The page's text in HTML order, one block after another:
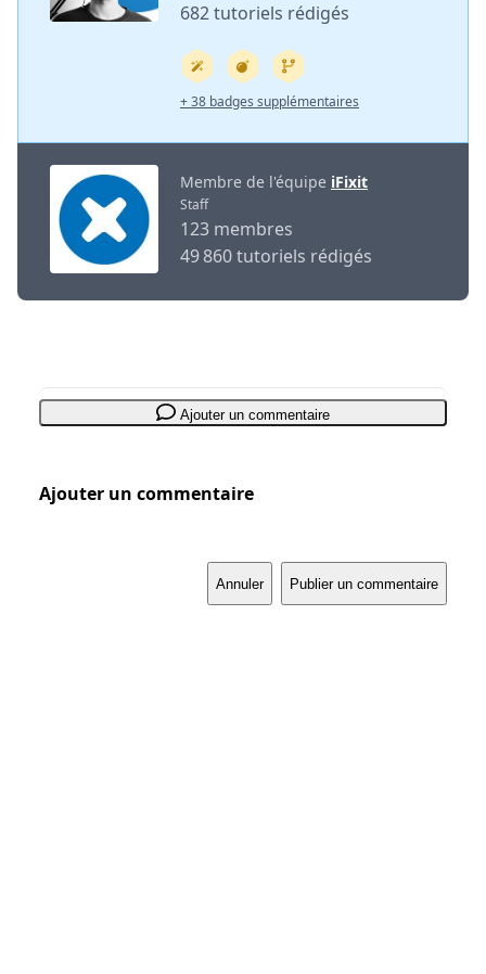
682 tutoriels rédigés
+ 38 badges supplémentaires
Membre de l'équipe iFixit
Staff
123 membres
49 860 tutoriels rédigés
Ajouter un commentaire
Ajouter un commentaire
Annuler Publier un commentaire